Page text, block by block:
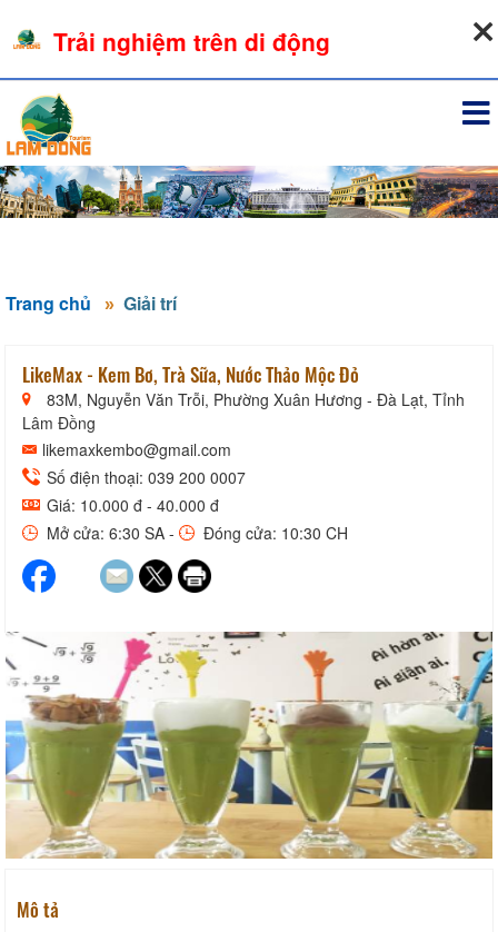
Trang chủ Giải trí
LikeMax - Kem Bơ, Trà Sữa, Nước Thảo Mộc Đỏ
83M, Nguyễn Văn Trỗi, Phường Xuân Hương - Đà Lạt, Tỉnh
Lâm Đồng
likemaxkembo@gmail.com
Số điện thoại: 039 200 0007
Giá: 10.000 đ - 40.000 đ
Mở cửa: 6:30 SA -
Đóng cửa: 10:30 CH
Mô tả
Trải nghiệm trên di động